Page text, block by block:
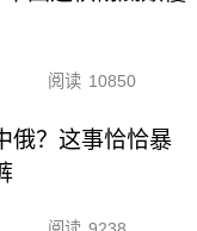
阅读 10850
俄？这事恰恰暴